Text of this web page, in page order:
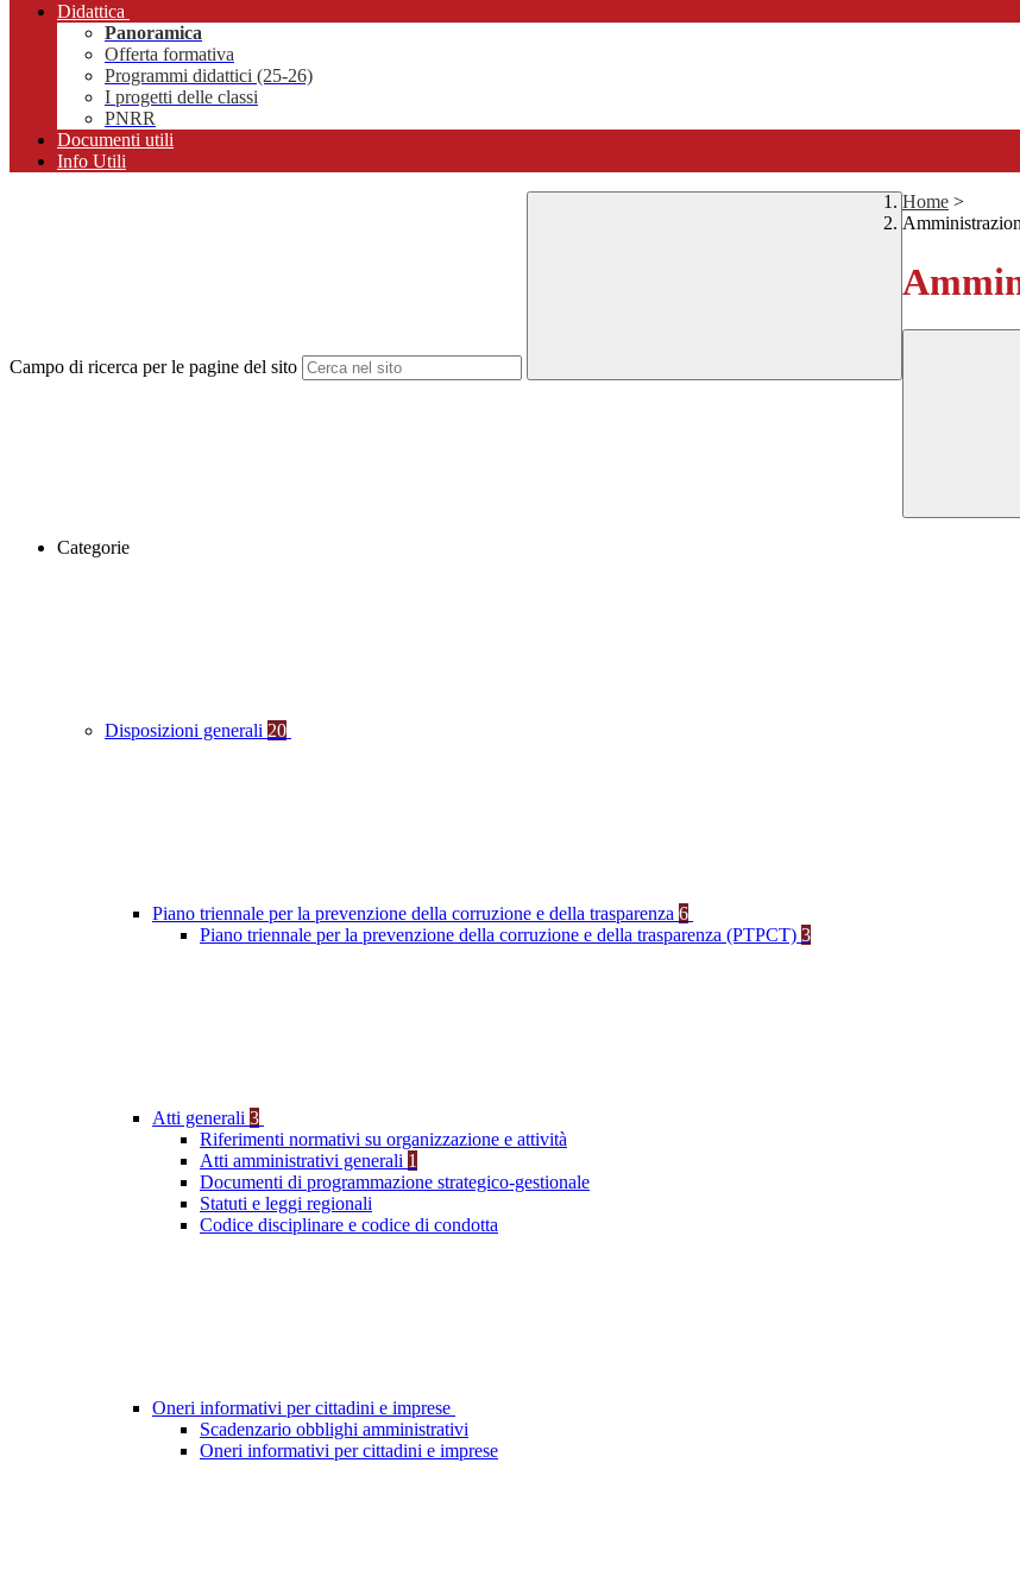
Didattica
Panoramica
Offerta formativa
Programmi didattici (25-26)
I progetti delle classi
PNRR
Documenti utili
Info Utili
Campo di ricerca per le pagine del sito
Home >
Categorie
Disposizioni generali 20
Piano triennale per la prevenzione della corruzione e della trasparenza 6
Piano triennale per la prevenzione della corruzione e della trasparenza (PTPCT) 3
Atti generali 3
Riferimenti normativi su organizzazione e attività
Atti amministrativi generali 1
Documenti di programmazione strategico-gestionale
Statuti e leggi regionali
Codice disciplinare e codice di condotta
Oneri informativi per cittadini e imprese
Scadenzario obblighi amministrativi
Oneri informativi per cittadini e imprese